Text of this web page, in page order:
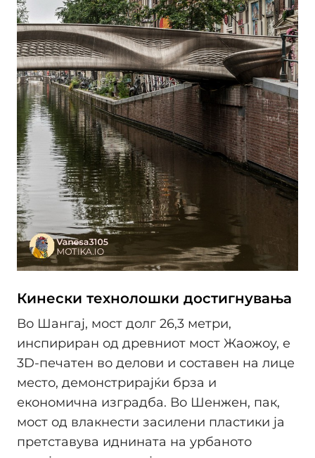
Кинески технолошки достигнувања
Во Шангај, мост долг 26,3 метри,
инспириран од древниот мост Жаожоу, е
3D-печатен во делови и составен на лице
место, демонстрирајќи брза и
економична изградба. Во Шенжен, пак,
мост од влакнести засилени пластики ја
претставува иднината на урбаното